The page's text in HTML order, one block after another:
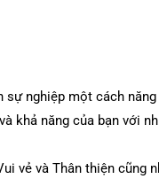
nghiệp một cách
khả năng của bạn với
vẻ và Thân thiện cũng